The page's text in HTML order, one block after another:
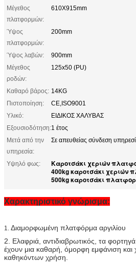
Μέγεθος
πλατφορμών:
610X915mm
Ύψος
πλατφορμών:
200mm
Ύψος λαβών:
900mm
Μέγεθος
ροδών:
125x50 (PU)
Καθαρό βάρος: 14KG
Πιστοποίηση:
CE,ISO9001
Υλικό:
ΕΙΔΙΚΟΣ ΧΑΛΥΒΑΣ
Εξουσιοδότηση:1 έτος
Μετά από την
υπηρεσία:
Σε απευθείας σύνδεση
Υψηλό φως: Καροτσάκι χεριών
400kg καροτσάκι χεριών
500kg καροτσάκι
Χαρακτηριστικό γνώρισμα:
1. Διαμορφωμένη πλατφόρμα αργιλίου
2. Ελαφριά, αντιδιαβρωτικός, τα
έχουν μια καθαρή, όμορφη εμφάνιση και
καθηκόντων χρήση.